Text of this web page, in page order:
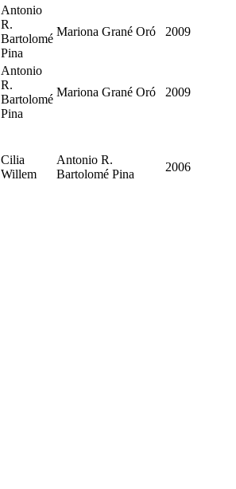
Antonio
R.
Bartolomé
Pina
Mariona Grané Oró 2009
Antonio
R.
Bartolomé
Pina
Mariona Grané Oró 2009
Cilia
Willem
Antonio R.
Bartolomé Pina
2006